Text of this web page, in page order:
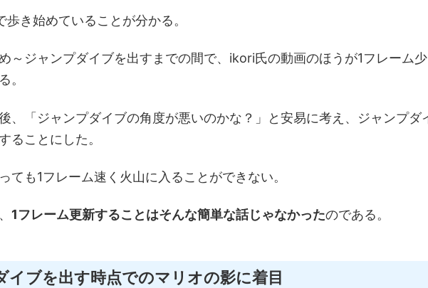
歩き始めていることが分かる。
～ジャンプダイブを出すまでの間で、ikori氏の動画のほうが1フレーム少
。
、「ジャンプダイブの角度が悪いのかな？」と安易に考え、ジャンプダ
ることにした。
ても1フレーム速く火山に入ることができない。
1フレーム更新することはそんな簡単な話じゃなかったのである。
イブを出す時点でのマリオの影に着目